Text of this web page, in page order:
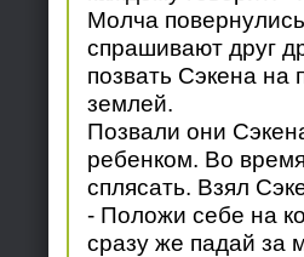
Молча
спрашивают друг
позвать Сэкена на
землей.
Позвали они
ребенком. Во
сплясать. Взял
- Положи себе на
сразу же падай за